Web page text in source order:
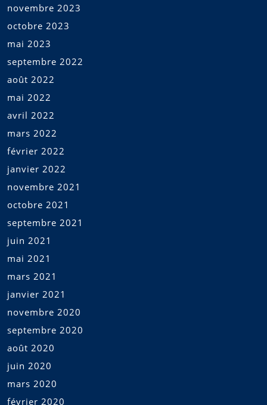
novembre 2023
octobre 2023
mai 2023
septembre 2022
août 2022
mai 2022
avril 2022
mars 2022
février 2022
janvier 2022
novembre 2021
octobre 2021
septembre 2021
juin 2021
mai 2021
mars 2021
janvier 2021
novembre 2020
septembre 2020
août 2020
juin 2020
mars 2020
février 2020